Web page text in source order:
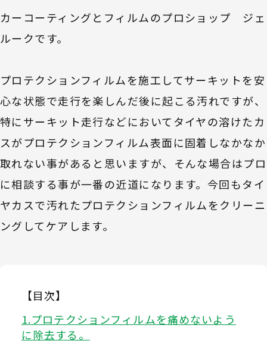
カーコーティングとフィルムのプロショップ ジェ
ルークです。
プロテクションフィルムを施工してサーキットを安
心な状態で走行を楽しんだ後に起こる汚れですが、
特にサーキット走行などにおいてタイヤの溶けたカ
スがプロテクションフィルム表面に固着しなかなか
取れない事があると思いますが、そんな場合はプロ
に相談する事が一番の近道になります。今回もタイ
ヤカスで汚れたプロテクションフィルムをクリーニ
ングしてケアします。
【目次】
プロテクションフィルムを痛めないよう
に除去する。